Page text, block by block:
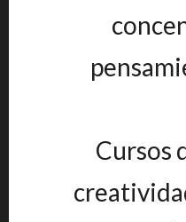
Cursos